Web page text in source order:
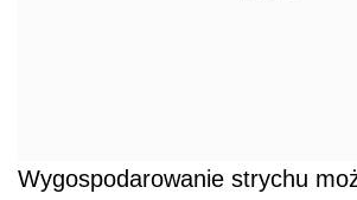
Wygospodarowanie strychu